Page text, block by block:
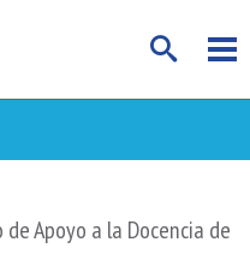
Apoyo a la Docencia de